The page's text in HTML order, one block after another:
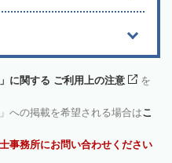
に関する ご利用上の注意
を
への掲載を希望される場合はこ
事務所にお問い合わせください